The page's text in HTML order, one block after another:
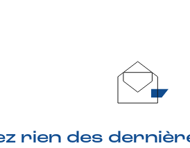
rien des